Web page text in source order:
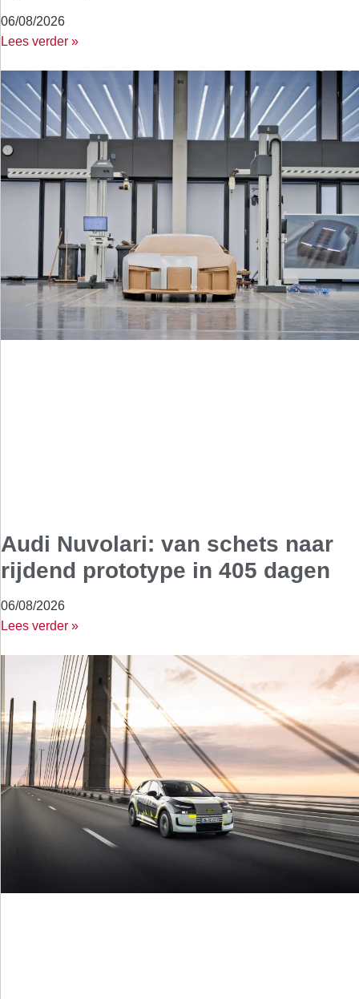
06/08/2026
Lees verder »
Audi Nuvolari: van schets naar
rijdend prototype in 405 dagen
06/08/2026
Lees verder »